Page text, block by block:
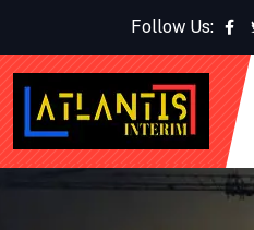
Follow Us: